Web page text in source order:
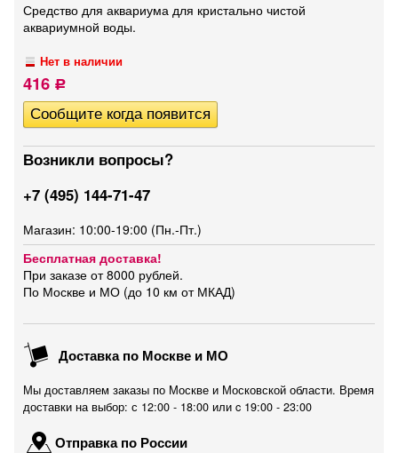
​Средство для аквариума для кристально чистой
аквариумной воды.
Нет в наличии
416 Р
Возникли вопросы?
+7 (495) 144-71-47
Магазин: 10:00-19:00 (Пн.-Пт.)
Бесплатная доставка!
При заказе от 8000 рублей.
По Москве и МО (до 10 км от МКАД)
Доставка по Москве и МО
Мы доставляем заказы по Москве и Московской области. Время
доставки на выбор: с 12:00 - 18:00 или c 19:00 - 23:00
Отправка по России